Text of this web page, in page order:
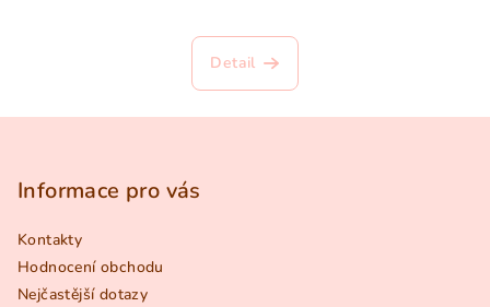
Detail
Informace pro vás
Kontakty
Hodnocení obchodu
Nejčastější dotazy